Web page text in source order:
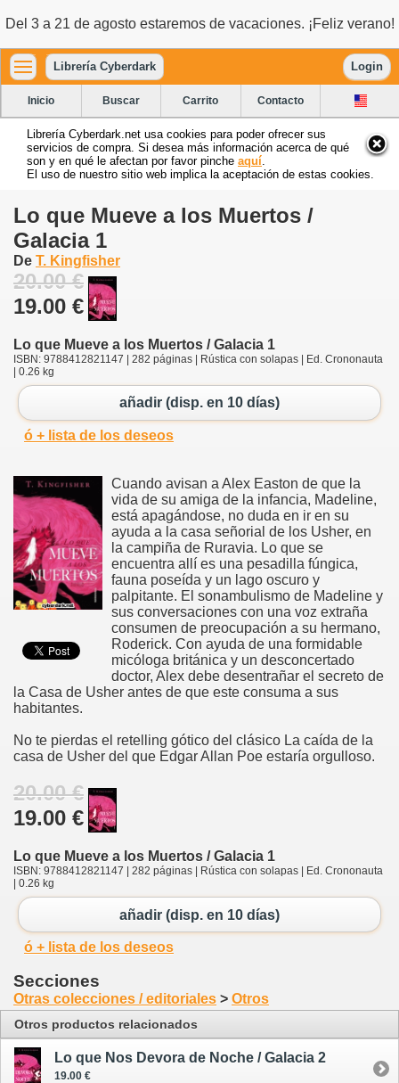
Del 3 a 21 de agosto estaremos de vacaciones. ¡Feliz verano!
Librería Cyberdark Login
Inicio Buscar Carrito Contacto
Librería Cyberdark.net usa cookies para poder ofrecer sus
servicios de compra. Si desea más información acerca de qué
son y en qué le afectan por favor pinche aquí
El uso de nuestro sitio web implica la aceptación de estas cookies.
Lo que Mueve a los Muertos /
Galacia 1
De T. Kingfisher
20.00 €
19.00 €
Lo que Mueve a los Muertos / Galacia 1
ISBN: 9788412821147 | 282 páginas | Rústica con solapas | Ed. Crononauta
| 0.26 kg
añadir (disp. en 10 días)
ó + lista de los deseos
Cuando avisan a Alex Easton de que la
vida de su amiga de la infancia, Madeline,
está apagándose, no duda en ir en su
ayuda a la casa señorial de los Usher, en
la campiña de Ruravia. Lo que se
encuentra allí es una pesadilla fúngica,
fauna poseída y un lago oscuro y
palpitante. El sonambulismo de Madeline y
sus conversaciones con una voz extraña
consumen de preocupación a su hermano,
Roderick. Con ayuda de una formidable
micóloga británica y un desconcertado
doctor, Alex debe desentrañar el secreto de
la Casa de Usher antes de que este consuma a sus
habitantes.
No te pierdas el retelling gótico del clásico La caída de la
casa de Usher del que Edgar Allan Poe estaría orgulloso.
20.00 €
19.00 €
Lo que Mueve a los Muertos / Galacia 1
ISBN: 9788412821147 | 282 páginas | Rústica con solapas | Ed. Crononauta
| 0.26 kg
añadir (disp. en 10 días)
ó + lista de los deseos
Secciones
Otras colecciones / editoriales > Otros
Otros productos relacionados
Lo que Nos Devora de Noche / Galacia 2
19.00 €